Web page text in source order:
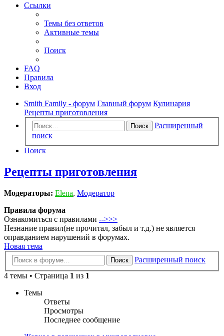
Ссылки
Темы без ответов
Активные темы
Поиск
FAQ
Правила
Вход
Smith Family - форум Главный форум Кулинария
Рецепты приготовления
Поиск
Расширенный
поиск
Поиск
Рецепты приготовления
Модераторы: Elena, Модератор
Правила форума
Ознакомиться с правилами -->>>
Незнание правил(не прочитал, забыл и т.д.) не является
оправданием нарушений в форумах.
Новая тема
Поиск
Расширенный поиск
4 темы • Страница 1 из 1
Темы
Ответы
Просмотры
Последнее сообщение